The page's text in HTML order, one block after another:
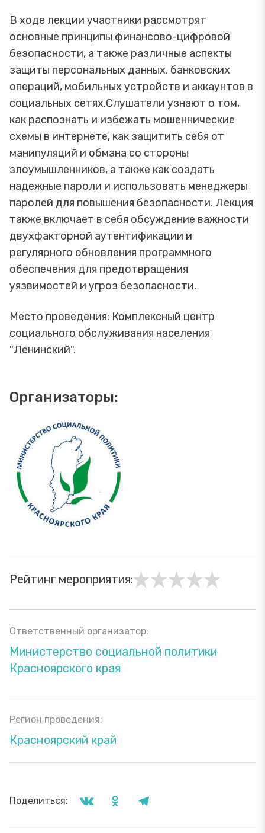
В ходе лекции участники рассмотрят
основные принципы финансово-цифровой
безопасности, а также различные аспекты
защиты персональных данных, банковских
операций, мобильных устройств и аккаунтов в
социальных сетях.Слушатели узнают о том,
как распознать и избежать мошеннические
схемы в интернете, как защитить себя от
манипуляций и обмана со стороны
злоумышленников, а также как создать
надежные пароли и использовать менеджеры
паролей для повышения безопасности. Лекция
также включает в себя обсуждение важности
двухфакторной аутентификации и
регулярного обновления программного
обеспечения для предотвращения
уязвимостей и угроз безопасности.
Место проведения: Комплексный центр
социального обслуживания населения
"Ленинский".
Организаторы:
Рейтинг мероприятия:
Ответственный организатор:
Министерство социальной политики
Красноярского края
Регион проведения:
Красноярский край
Поделиться: